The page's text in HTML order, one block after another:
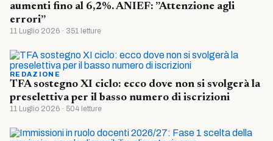
aumenti fino al 6,2%. ANIEF: ”Attenzione agli
errori”
11 Luglio 2026 · 351 letture
REDAZIONE
TFA sostegno XI ciclo: ecco dove non si svolgerà la
preselettiva per il basso numero di iscrizioni
11 Luglio 2026 · 504 letture